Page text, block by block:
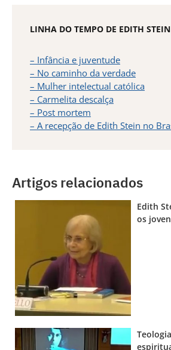
LINHA DO TEMPO DE EDITH STEIN
– Infância e juventude
– No caminho da verdade
– Mulher intelectual católica
– Carmelita descalça
– Post mortem
– A recepção de Edith Stein no
Artigos relacionados
Edith
os